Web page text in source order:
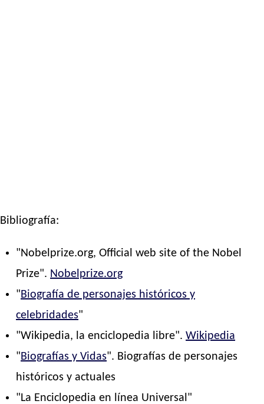
Bibliografía:
"Nobelprize.org, Official web site of the Nobel
Prize". Nobelprize.org
"Biografía de personajes históricos y
celebridades"
"Wikipedia, la enciclopedia libre".Wikipedia
"Biografías y Vidas". Biografías de personajes
históricos y actuales
"La Enciclopedia en línea Universal"